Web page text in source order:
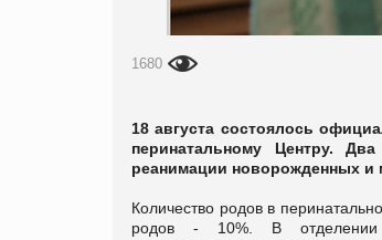
1680
18 августа состоялось
перинатальному Центру.
реанимации новорожденных и
Количество родов в
родов - 10%. В отделении